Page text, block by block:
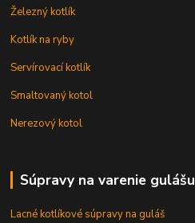
Železný kotlík
Kotlík na ryby
Servírovací kotlík
Smaltovaný kotol
Nerezový kotol
Súpravy na varenie gulášu
Lacné kotlíkové súpravy na guláš